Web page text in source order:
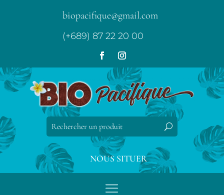
biopacifique@gmail.com
(+689) 87 22 20 00
NOUS SITUER